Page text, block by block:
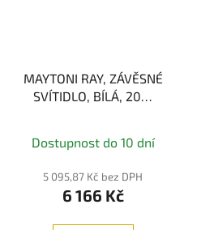
MAYTONI RAY, ZÁVĚSNÉ
SVÍTIDLO, BÍLÁ, 20W
Dostupnost do 10 dní
5 095,87 Kč bez DPH
6 166 Kč